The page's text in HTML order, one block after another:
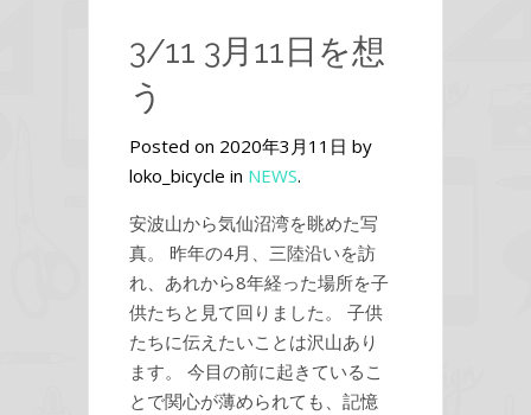
3/11 3月11日を想
う
Posted on 2020年3月11日 by
loko_bicycle in NEWS.
安波山から気仙沼湾を眺めた写
真。 昨年の4月、三陸沿いを訪
れ、あれから8年経った場所を子
供たちと見て回りました。 子供
たちに伝えたいことは沢山あり
ます。 今目の前に起きているこ
とで関心が薄められても、記憶